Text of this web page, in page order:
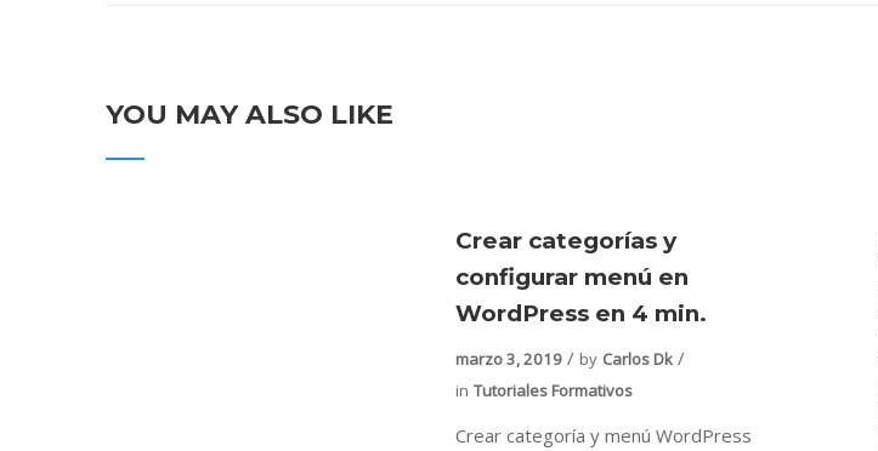
YOU MAY ALSO LIKE
Crear categorías y
configurar menú en
WordPress en 4 min.
marzo 3, 2019 by Carlos Dk
in Tutoriales Formativos
Crear categoría y menú WordPress